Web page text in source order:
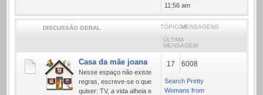
última
mensagem
11:56 am
DISCUSSÃO GERAL TÓPICOSMENSAGENS
ÚLTIMA
MENSAGEM
Casa da mãe joana
Nesse espaço não existe
regras, escreve-se o que
quiser: TV, a vida alheia e
17 6008
Search Pretty
Womans from